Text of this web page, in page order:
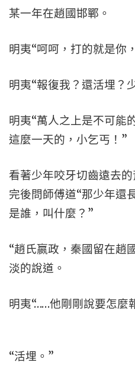
某一年在趙國邯鄲。
明夷“呵呵，打的就是你
明夷“報復我？還活埋？
明夷“萬人之上是不可能
這麼一天的，小乞丐！”
看著少年咬牙切齒遠去
完後問師傅道“那少年還
是誰，叫什麼？”
“趙氏嬴政，秦國留在趙
淡的說道。
明夷“……他剛剛說要怎麼
“活埋。”